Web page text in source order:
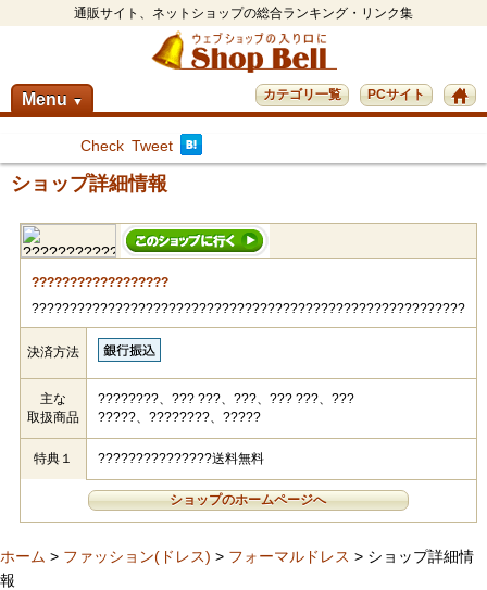
通販サイト、ネットショップの総合ランキング・リンク集
Menu ▼ PCサイト
カテゴリ一覧
Check Tweet
ショップ詳細情報
??????????????????
?????????????????????????????????????????????????????????
決済方法
主な
取扱商品
????????、??? ???、???、??? ???、???
?????、????????、?????
特典１ ???????????????送料無料
ショップのホームページへ
ホーム > ファッション(ドレス) > フォーマルドレス > ショップ詳細情
報